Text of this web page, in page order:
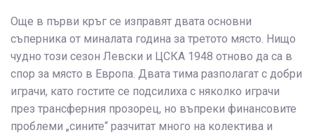
Още в първи кръг се изправят двата основни
съперника от миналата година за третото място. Нищо
чудно този сезон Левски и ЦСКА 1948 отново да са в
спор за място в Европа. Двата тима разполагат с добри
играчи, като гостите се подсилиха с няколко играчи
през трансферния прозорец, но въпреки финансовите
проблеми „сините“ разчитат много на колектива и